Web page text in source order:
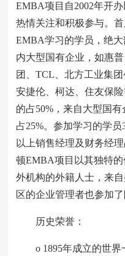
EMBA项目自2002年开
热情关注和积极参与。
EMBA学习的学员，绝
内大型国有企业，如惠
团、TCL、北方工业集
安捷伦、柯达、住友保
的占50%，来自大型国
占25%。参加学习的学
以上销售经理及财务经
顿EMBA项目以其独特
外机构的外籍人士，来
区的企业管理者也参加
历史荣誉：
o 1895年成立的世界